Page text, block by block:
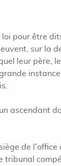
pour être
sur la
leur père,
ascendant
de
tribunal